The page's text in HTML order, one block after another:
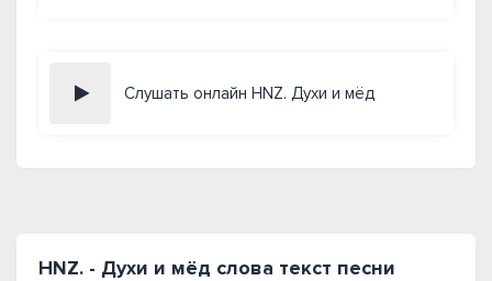
Слушать онлайн HNZ. Духи и мёд
HNZ. - Духи и мёд слова текст песни